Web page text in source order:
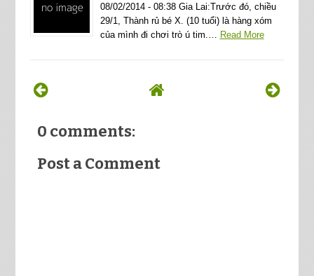
08/02/2014 - 08:38 Gia Lai:Trước đó, chiều
29/1, Thành rủ bé X. (10 tuổi) là hàng xóm
của mình đi chơi trò ú tim.…
Read More
0 comments:
Post a Comment